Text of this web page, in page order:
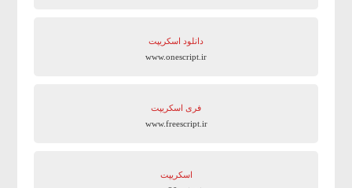
دانلود اسکریپت
www.onescript.ir
فری اسکریپت
www.freescript.ir
اسکریپت